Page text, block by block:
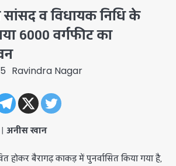
व विधायक निधि के
6000 वर्गफीट का
Ravindra Nagar
| अनीस खान
होकर बैरागढ़ काकड़ में पुनर्वासित किया गया है,